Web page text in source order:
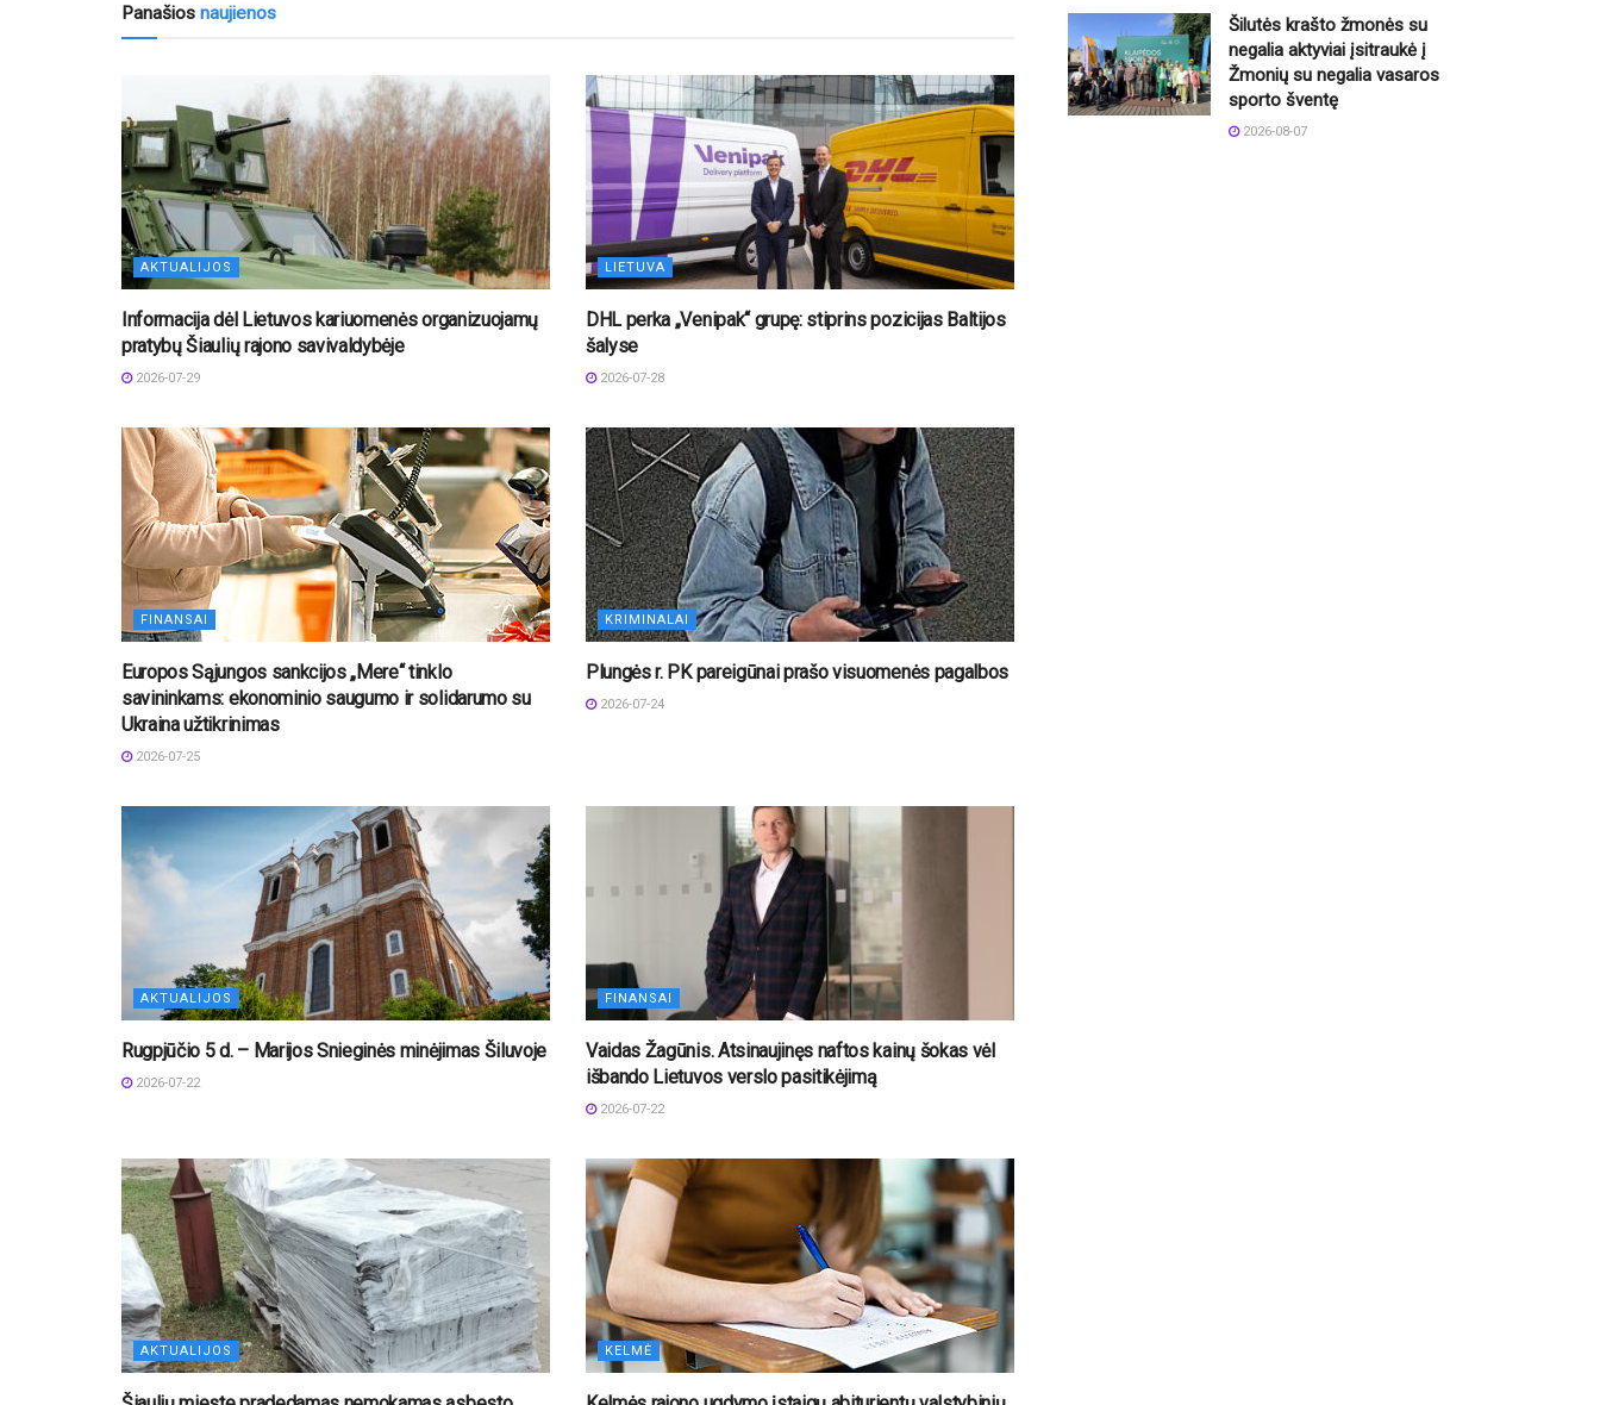
Panašios naujienos
AKTUALIJOS
Informacija dėl Lietuvos kariuomenės organizuojamų
pratybų Šiaulių rajono savivaldybėje
2026-07-29
LIETUVA
DHL perka „Venipak“ grupę: stiprins pozicijas Baltijos
šalyse
2026-07-28
FINANSAI
Europos Sąjungos sankcijos „Mere“ tinklo
savininkams: ekonominio saugumo ir solidarumo su
Ukraina užtikrinimas
2026-07-25
KRIMINALAI
Plungės r. PK pareigūnai prašo visuomenės pagalbos
2026-07-24
AKTUALIJOS
Rugpjūčio 5 d. – Marijos Snieginės minėjimas Šiluvoje
2026-07-22
FINANSAI
Vaidas Žagūnis. Atsinaujinęs naftos kainų šokas vėl
išbando Lietuvos verslo pasitikėjimą
2026-07-22
AKTUALIJOS KELMĖ
Šilutės krašto žmonės su
negalia aktyviai įsitraukė į
Žmonių su negalia vasaros
sporto šventę
2026-08-07